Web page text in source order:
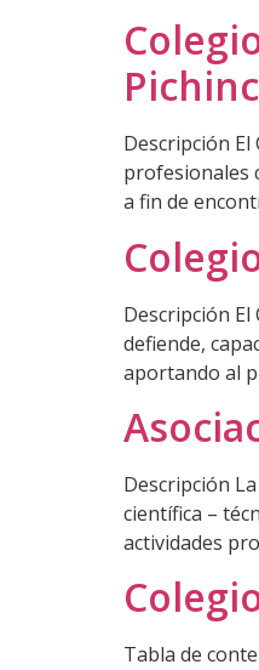
Descripción
profesionales
a fin de
Descripción
defiende,
aportando al
Descripción
científica –
actividades
Tabla de